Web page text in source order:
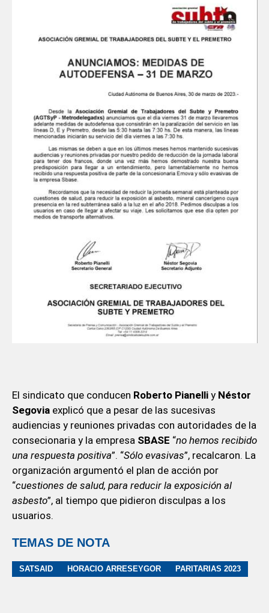
El sindicato que conducen Roberto Pianelliy Néstor
Segoviaexplicó que a pesar de las sucesivas
audiencias y reuniones privadas con autoridades de la
consecionaria y la empresa SBASE “no hemos recibido
una respuesta positiva”. “Sólo evasivas”, recalcaron. La
organización argumentó el plan de acción por
“cuestiones de salud, para reducir la exposición al
asbesto”, al tiempo que pidieron disculpas a los
usuarios.
TEMAS DE NOTA
SATSAID HORACIO ARRESEYGOR PARITARIAS 2023